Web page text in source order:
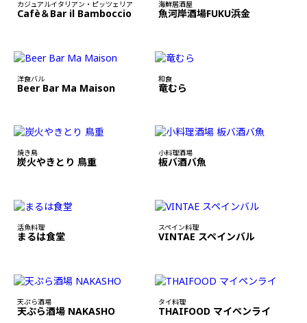
カジュアルイタリアン・ピッツェリア
Cafè＆Bar il Bamboccio
海鮮居酒屋
魚河岸酒場FUKU浜金
洋食バル
Beer Bar Ma Maison
和食
竜むら
焼き鳥
炭火やきとり 鳥重
小料理酒場
板バ酒バ魚
活魚料理
まるは食堂
スペイン料理
VINTAE スペインバル
天ぷら酒場
天ぷら酒場 NAKASHO
タイ料理
THAIFOOD マイペンライ